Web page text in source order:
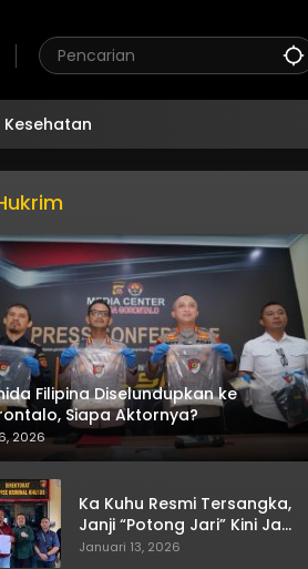
Kesehatan
Filipina Diselundupkan ke
Siapa Aktornya?
2026
Ka Kuhu Resmi Tersangka,
Janji “Potong Jari” Kini Jadi
Bumerang
Januari 13, 2026